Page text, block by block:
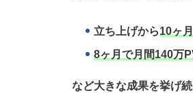
立ち上げから10ヶ
8ヶ月で月間140万
など大きな成果を挙げ続